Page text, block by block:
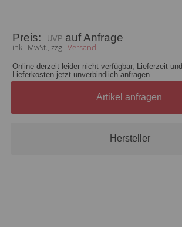
Preis: auf Anfrage
inkl. MwSt., zzgl. Versand
Online derzeit leider nicht verfügbar, Lieferzeit und
Lieferkosten jetzt unverbindlich anfragen.
Artikel anfragen
Hersteller